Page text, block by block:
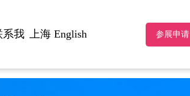
系我 上海 English 参展申请